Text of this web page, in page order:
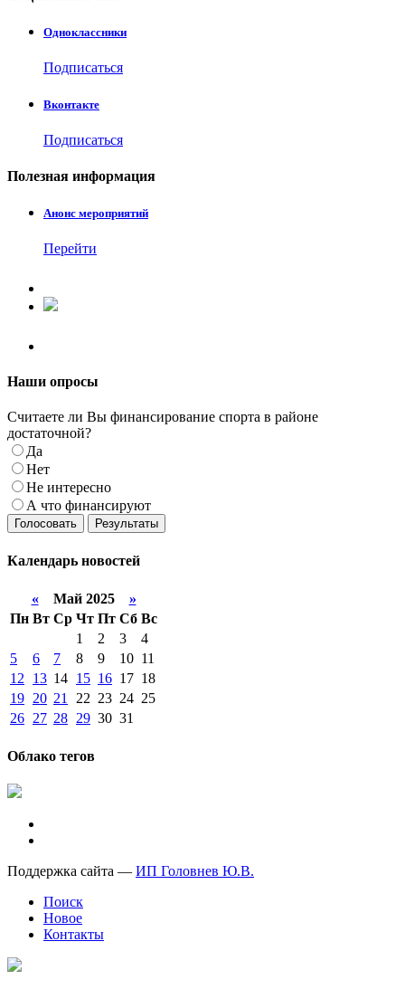
Одноклассники
Подписаться
Вконтакте
Подписаться
Полезная информация
Анонс мероприятий
Перейти
Наши опросы
Считаете ли Вы финансирование спорта в районе
достаточной?
Да
Нет
Не интересно
А что финансируют
Голосовать Результаты
Календарь новостей
«Май 2025 »
Пн Вт Ср Чт Пт Сб Вс
1
2 3
4
5
6 7 8 9 10 11
12
13 14 15 16 17 18
19 20 21 22 23 24 25
26 27 28 29 30 31
Облако тегов
Поддержка сайта — ИП Головнев Ю.В.
Поиск
Новое
Контакты